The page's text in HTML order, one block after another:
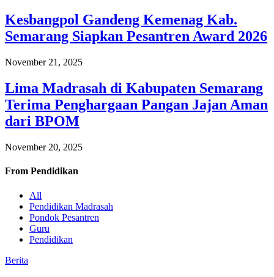
Kesbangpol Gandeng Kemenag Kab.
Semarang Siapkan Pesantren Award 2026
November 21, 2025
Lima Madrasah di Kabupaten Semarang
Terima Penghargaan Pangan Jajan Aman
dari BPOM
November 20, 2025
From Pendidikan
All
Pendidikan Madrasah
Pondok Pesantren
Guru
Pendidikan
Berita